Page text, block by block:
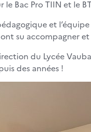
le Bac Pro TIIN et le
et
ont su accompagner
du Lycée
des années !